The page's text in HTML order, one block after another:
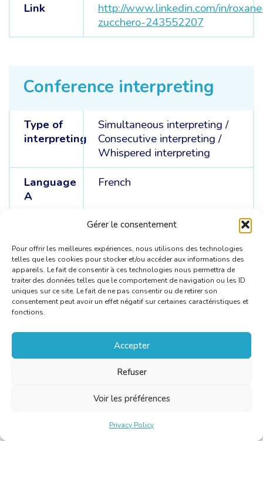
Gérer le consentement
Pour offrir les meilleures expériences, nous utilisons des technologies
telles que les cookies pour stocker et/ou accéder aux informations des
appareils. Le fait de consentir à ces technologies nous permettra de
traiter des données telles que le comportement de navigation ou les ID
uniques sur ce site. Le fait de ne pas consentir ou de retirer son
consentement peut avoir un effet négatif sur certaines caractéristiques et
fonctions.
Accepter
Refuser
Voir les préférences
Privacy Policy
Link
http://www.linkedin.com/in/
zucchero-243552207
Conference interpreting
Type of
interpreting
Simultaneous interpreting/
Consecutive interpreting/
Whispered interpreting
Language
A
French
English /Italian